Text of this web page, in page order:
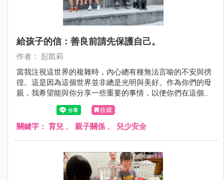
給孩子的信：善良前請先保護自己。
作者： 彭凱莉
當我注視這世界的複雜時，內心總有種無法言喻的不安與徬
徨。這是因為這個世界並非總是光明與美好。作為你們的母
親，我希望能與你分享一些重要的事情，以便你們在這個多
彩的世界中找到自己的位置。
收藏
關鍵字： 育兒 、 親子關係 、 兒少安全